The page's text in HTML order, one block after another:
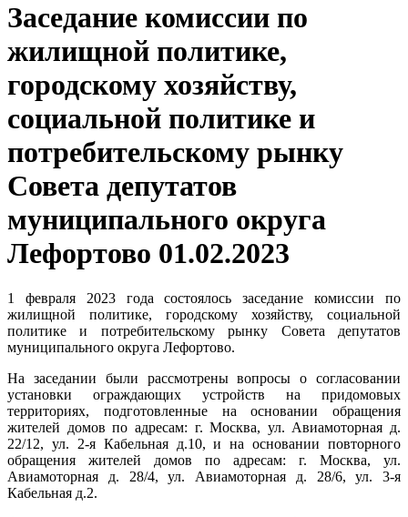
Заседание комиссии по
жилищной политике,
городскому хозяйству,
социальной политике и
потребительскому рынку
Совета депутатов
муниципального округа
Лефортово 01.02.2023
1 февраля 2023 года состоялось заседание комиссии по
жилищной политике, городскому хозяйству, социальной
политике и потребительскому рынку Совета депутатов
муниципального округа Лефортово.
На заседании были рассмотрены вопросы о согласовании
установки ограждающих устройств на придомовых
территориях, подготовленные на основании обращения
жителей домов по адресам: г. Москва, ул. Авиамоторная д.
22/12, ул. 2-я Кабельная д.10, и на основании повторного
обращения жителей домов по адресам: г. Москва, ул.
Авиамоторная д. 28/4, ул. Авиамоторная д. 28/6, ул. 3-я
Кабельная д.2.